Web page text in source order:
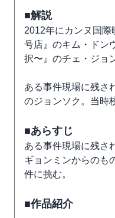
■解説
2012年にカンヌ国際
号店』のキム・ドン
択〜』のチェ・ジョ
ある事件現場に残さ
のジョンソク。当時
■あらすじ
ある事件現場に残さ
ギョンミンからのも
件に挑む。
■作品紹介